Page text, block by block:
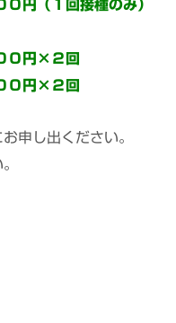
０円（１回接種のみ）
０円×２回
０円×２回
申し出ください。